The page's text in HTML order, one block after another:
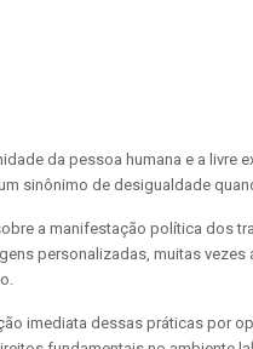
da pessoa humana e a
sinônimo de desigualdade
a manifestação política dos
personalizadas, muitas
imediata dessas práticas por